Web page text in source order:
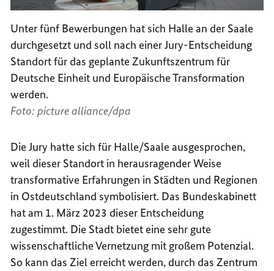
Unter fünf Bewerbungen hat sich Halle an der Saale
durchgesetzt und soll nach einer Jury-Entscheidung
Standort für das geplante Zukunftszentrum für
Deutsche Einheit und Europäische Transformation
werden.
Foto: picture alliance/dpa
Die Jury hatte sich für Halle/Saale ausgesprochen,
weil dieser Standort in herausragender Weise
transformative Erfahrungen in Städten und Regionen
in Ostdeutschland symbolisiert. Das Bundeskabinett
hat am 1. März 2023 dieser Entscheidung
zugestimmt. Die Stadt bietet eine sehr gute
wissenschaftliche Vernetzung mit großem Potenzial.
So kann das Ziel erreicht werden, durch das Zentrum